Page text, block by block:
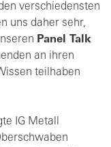
verschiedensten
uns daher sehr,
Panel Talk
an ihren
teilhaben
IG Metall